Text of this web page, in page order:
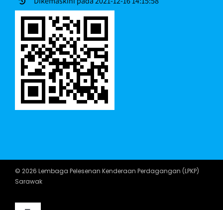
© 2026 Lembaga Pelesenan Kenderaan Perdagangan (LPKP)
Sarawak